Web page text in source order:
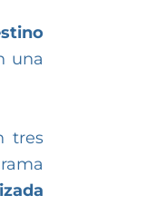
una
tres